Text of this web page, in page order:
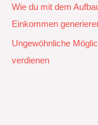
Wie du mit dem
Einkommen
Ungewöhnliche
verdienen